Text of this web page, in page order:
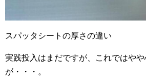
スパッタシートの厚さの違い
実践投入はまだですが、これではや
が・・・。